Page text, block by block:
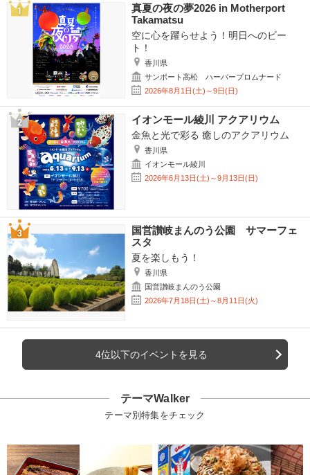
真夏の夜の夢2026 in Motherport
Takamatsu
空に心を躍らせよう！明日へのビー
ト！
香川県
サンポート高松 ハーバープロムナード
2026年8月1日(土)～9日(日)
イオンモール綾川 アクアリウム
金魚と光で彩る 癒しのアクアリウム
香川県
イオンモール綾川
2026年6月13日(土)～9月13日(日)
国営讃岐まんのう公園 サマーフェ
スタ
夏を楽しもう！
香川県
国営讃岐まんのう公園
2026年7月18日(土)～8月11日(火)
4位以下のイベントを見る
テーマWalker
テーマ別特集をチェック